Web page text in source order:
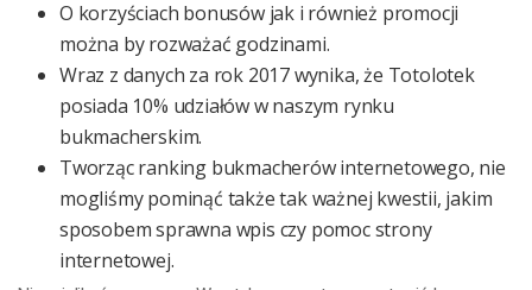
O korzyściach bonusów jak i również promocji
można by rozważać godzinami.
Wraz z danych za rok 2017 wynika, że Totolotek
posiada 10% udziałów w naszym rynku
bukmacherskim.
Tworząc ranking bukmacherów internetowego, nie
mogliśmy pominąć także tak ważnej kwestii, jakim
sposobem sprawna wpis czy pomoc strony
internetowej.